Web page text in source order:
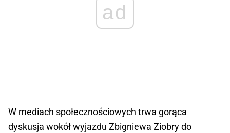
ad
W mediach społecznościowych trwa gorąca
dyskusja wokół wyjazdu Zbigniewa Ziobry do